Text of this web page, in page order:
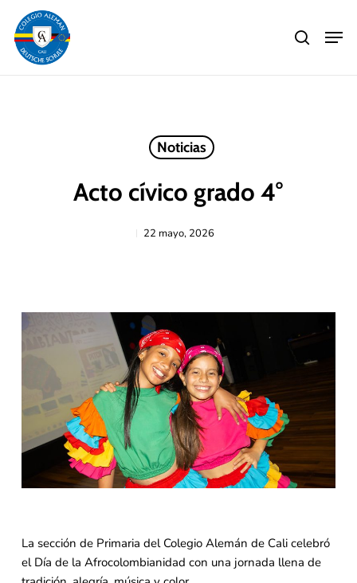
main
content
search
Noticias
Acto cívico grado 4°
22 mayo, 2026
La sección de Primaria del Colegio Alemán de Cali celebró
el Día de la Afrocolombianidad con una jornada llena de